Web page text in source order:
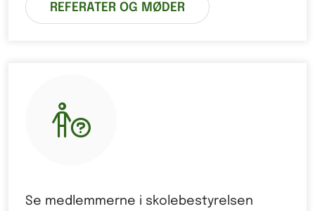
REFERATER OG MØDER
Se medlemmerne i skolebestyrelsen